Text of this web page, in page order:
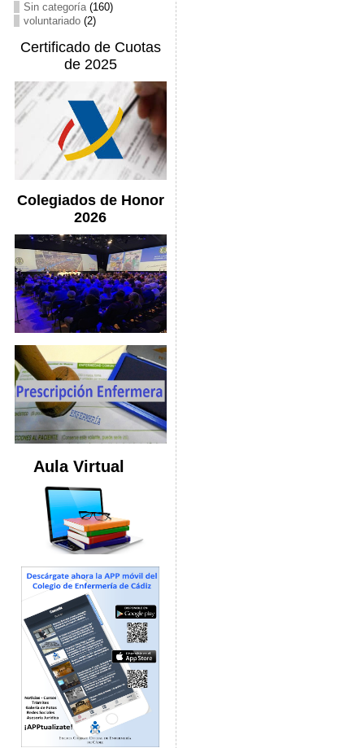
Sin categoría(160)
voluntariado(2)
Certificado de Cuotas
de 2025
Colegiados de Honor
2026
Aula Virtual